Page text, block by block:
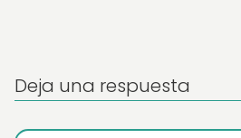
Deja una respuesta